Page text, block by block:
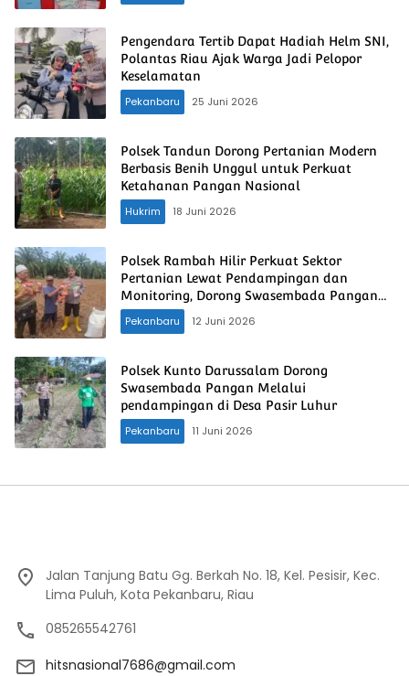
Pengendara Tertib Dapat Hadiah Helm SNI,
Polantas Riau Ajak Warga Jadi Pelopor
Keselamatan
Pekanbaru
25 Juni 2026
Polsek Tandun Dorong Pertanian Modern
Berbasis Benih Unggul untuk Perkuat
Ketahanan Pangan Nasional
Hukrim
18 Juni 2026
Polsek Rambah Hilir Perkuat Sektor
Pertanian Lewat Pendampingan dan
Monitoring, Dorong Swasembada Pangan
Nasional
Pekanbaru 12 Juni 2026
Polsek Kunto Darussalam Dorong
Swasembada Pangan Melalui
pendampingan di Desa Pasir Luhur
Pekanbaru
11 Juni 2026
Jalan Tanjung Batu Gg. Berkah No. 18, Kel. Pesisir, Kec.
Lima Puluh, Kota Pekanbaru, Riau
085265542761
hitsnasional7686@gmail.com